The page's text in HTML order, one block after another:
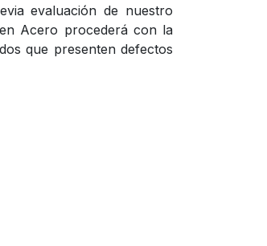
evaluación de nuestro
Acero procederá con la
que presenten defectos